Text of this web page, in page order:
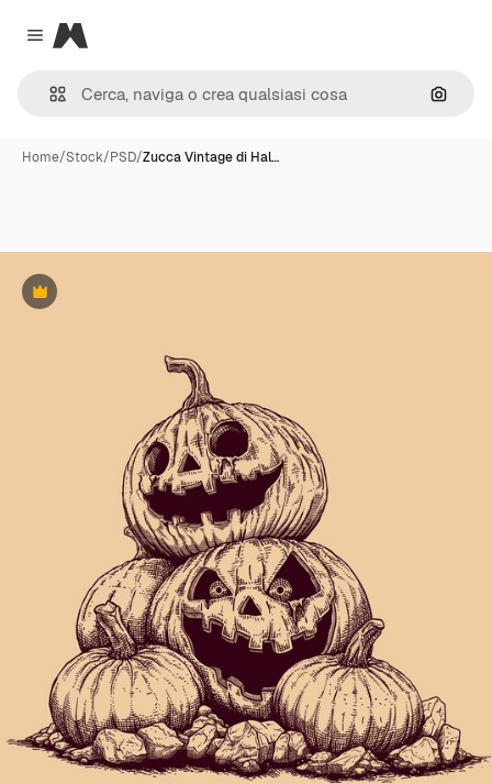
Close menu
Magnific
Cerca
Home/Stock/PSD/Zucca Vintage di Hal…
Premium